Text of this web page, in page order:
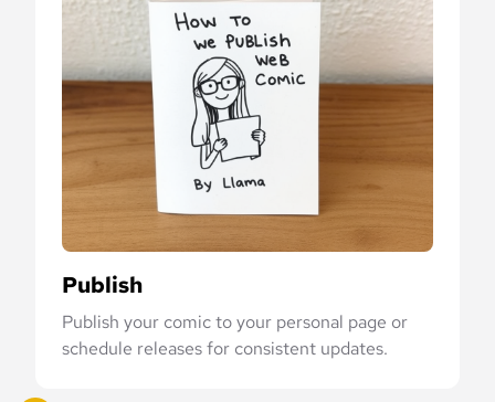
Publish
Publish your comic to your personal page or
schedule releases for consistent updates.